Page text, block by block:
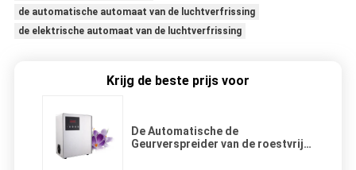
de automatische automaat van de luchtverfrissing
de elektrische automaat van de luchtverfrissing
Krijg de beste prijs voor
De Automatische de
Geurverspreider van de roestvrij